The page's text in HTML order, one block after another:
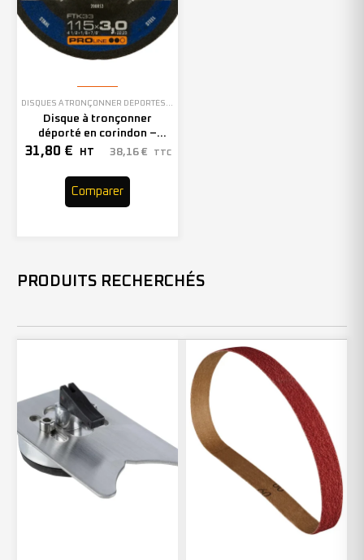
DISQUES À TRONÇONNER DÉPORTÉS
, EN STOCK
Disque à tronçonner
déporté en corindon –
115mm – 200853 (x25)
31,80 € HT 38,16 € TTC
Comparer
PRODUITS RECHERCHÉS